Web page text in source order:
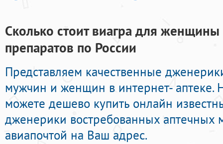
Сколько стоит виагра для женщины
препаратов по России
Представляем качественные
мужчин и женщин в интернет- аптеке.
можете дешево купить онлайн
дженерики востребованных аптечных
авиапочтой на Ваш адрес.